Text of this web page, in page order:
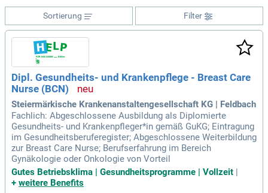
Filter
Sortierung
Dipl. Gesundheits- und Krankenpflege - Breast Care
Nurse (BCN)
Steiermärkische Krankenanstaltengesellschaft KG | Feldbach
Fachlich: Abgeschlossene Ausbildung als Diplomierte
Gesundheits- und Krankenpfleger*in gemäß GuKG; Eintragung
im Gesundheitsberuferegister; Abgeschlossene Weiterbildung
zur Breast Care Nurse; Berufserfahrung im Bereich
Gynäkologie oder Onkologie von Vorteil
Gutes Betriebsklima | Gesundheitsprogramme | Vollzeit
+ weitere Benefits